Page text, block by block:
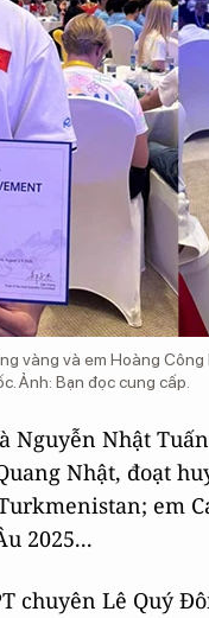
vàng và em Hoàng
Ảnh: Bạn đọc cung cấp.
Nguyễn Nhật
Nhật, đoạt
em
2025...
chuyên Lê Quý